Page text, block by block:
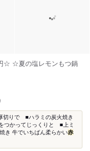
‎‎☆ ☆夏の塩レモンもつ鍋
切りで ■ハラミの炭火焼き
つかってじっくりと ■上ミ
き 牛でいちばん柔らかい赤